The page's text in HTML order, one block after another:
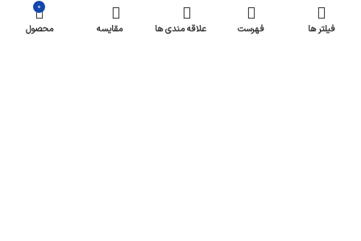
صفحه فروشگاه
فیلتر ها فهرست علاقه مندی ها مقایسه
۰
محصول